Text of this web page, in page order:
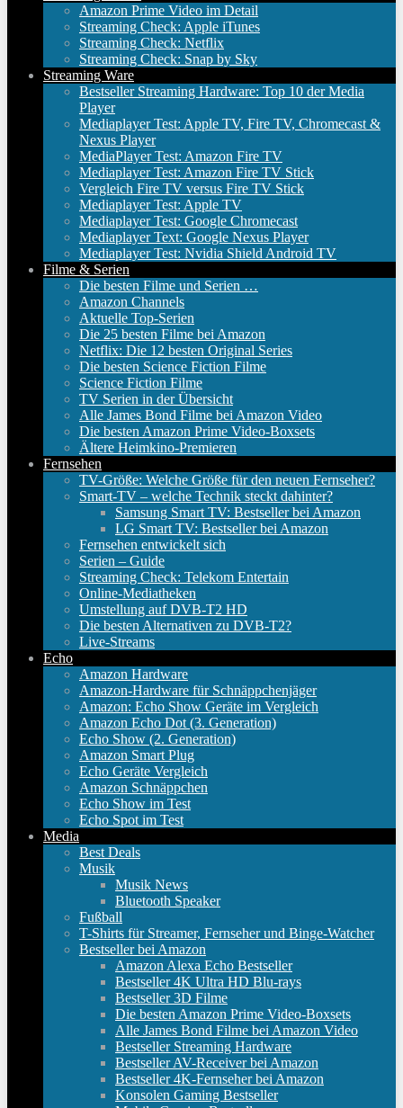
Amazon Prime Video im Detail
Streaming Check: Apple iTunes
Streaming Check: Netflix
Streaming Check: Snap by Sky
Streaming Ware
Bestseller Streaming Hardware: Top 10 der Media
Player
Mediaplayer Test: Apple TV, Fire TV, Chromecast &
Nexus Player
MediaPlayer Test: Amazon Fire TV
Mediaplayer Test: Amazon Fire TV Stick
Vergleich Fire TV versus Fire TV Stick
Mediaplayer Test: Apple TV
Mediaplayer Test: Google Chromecast
Mediaplayer Text: Google Nexus Player
Mediaplayer Test: Nvidia Shield Android TV
Filme & Serien
Die besten Filme und Serien …
Amazon Channels
Aktuelle Top-Serien
Die 25 besten Filme bei Amazon
Netflix: Die 12 besten Original Series
Die besten Science Fiction Filme
Science Fiction Filme
TV Serien in der Übersicht
Alle James Bond Filme bei Amazon Video
Die besten Amazon Prime Video-Boxsets
Ältere Heimkino-Premieren
Fernsehen
TV-Größe: Welche Größe für den neuen Fernseher?
Smart-TV – welche Technik steckt dahinter?
Samsung Smart TV: Bestseller bei Amazon
LG Smart TV: Bestseller bei Amazon
Fernsehen entwickelt sich
Serien – Guide
Streaming Check: Telekom Entertain
Online-Mediatheken
Umstellung auf DVB-T2 HD
Die besten Alternativen zu DVB-T2?
Live-Streams
Echo
Amazon Hardware
Amazon-Hardware für Schnäppchenjäger
Amazon: Echo Show Geräte im Vergleich
Amazon Echo Dot (3. Generation)
Echo Show (2. Generation)
Amazon Smart Plug
Echo Geräte Vergleich
Amazon Schnäppchen
Echo Show im Test
Echo Spot im Test
Media
Best Deals
Musik
Musik News
Bluetooth Speaker
Fußball
T-Shirts für Streamer, Fernseher und Binge-Watcher
Bestseller bei Amazon
Amazon Alexa Echo Bestseller
Bestseller 4K Ultra HD Blu-rays
Bestseller 3D Filme
Die besten Amazon Prime Video-Boxsets
Alle James Bond Filme bei Amazon Video
Bestseller Streaming Hardware
Bestseller AV-Receiver bei Amazon
Bestseller 4K-Fernseher bei Amazon
Konsolen Gaming Bestseller